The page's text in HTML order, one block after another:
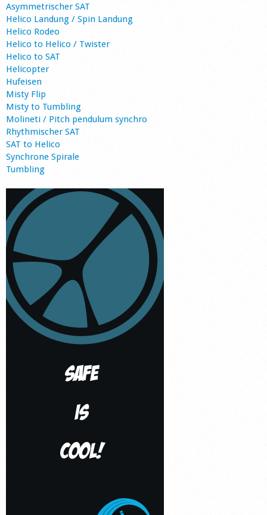
Asymmetrischer SAT
Helico Landung / Spin Landung
Helico Rodeo
Helico to Helico / Twister
Helico to SAT
Helicopter
Hufeisen
Misty Flip
Misty to Tumbling
Molineti / Pitch pendulum synchro
Rhythmischer SAT
SAT to Helico
Synchrone Spirale
Tumbling